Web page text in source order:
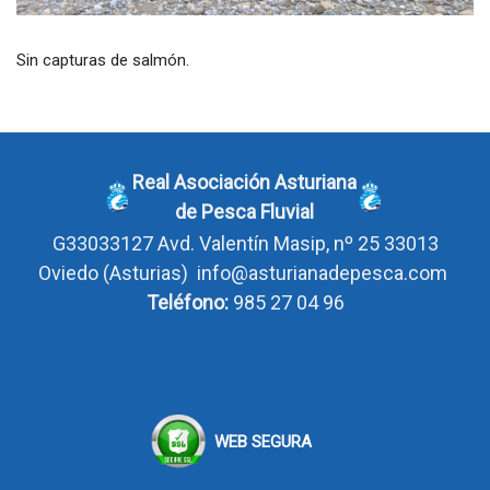
Sin capturas de salmón.
Real Asociación Asturiana
de Pesca Fluvial
G33033127Avd. Valentín Masip, nº 25 33013
Oviedo (Asturias) info@asturianadepesca.com
Teléfono:985 27 04 96
WEB SEGURA